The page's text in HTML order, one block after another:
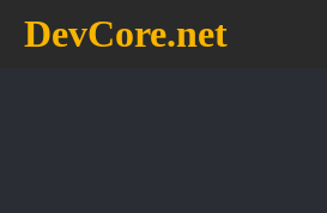
DevCore.net